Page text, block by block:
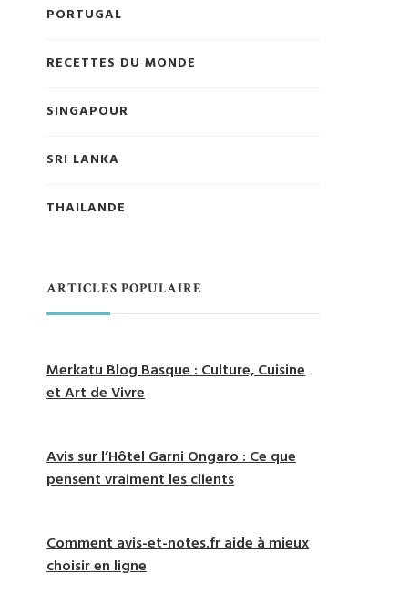
PORTUGAL
RECETTES DU MONDE
SINGAPOUR
SRI LANKA
THAILANDE
ARTICLES POPULAIRE
Merkatu Blog Basque : Culture, Cuisine
et Art de Vivre
Avis sur l’Hôtel Garni Ongaro : Ce que
pensent vraiment les clients
Comment avis-et-notes.fr aide à mieux
choisir en ligne